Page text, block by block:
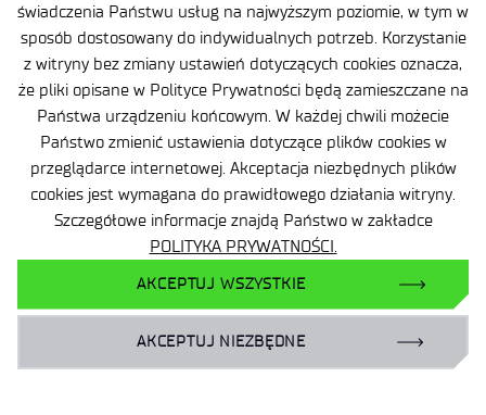
świadczenia Państwu usług na najwyższym poziomie, w tym w
sposób dostosowany do indywidualnych potrzeb. Korzystanie
z witryny bez zmiany ustawień dotyczących cookies oznacza,
że pliki opisane w Polityce Prywatności będą zamieszczane na
Państwa urządzeniu końcowym. W każdej chwili możecie
Państwo zmienić ustawienia dotyczące plików cookies w
przeglądarce internetowej. Akceptacja niezbędnych plików
cookies jest wymagana do prawidłowego działania witryny.
Szczegółowe informacje znajdą Państwo w zakładce
POLITYKA PRYWATNOŚCI.
AKCEPTUJ WSZYSTKIE
AKCEPTUJ NIEZBĘDNE
Ważne informacje
Zamówienia publiczne
Wynajem powierzchni